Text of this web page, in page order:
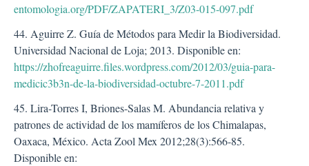
entomologia.org/PDF/ZAPATERI_3/Z03-015-097.pdf
44. Aguirre Z. Guía de Métodos para Medir la Biodiversidad.
Universidad Nacional de Loja; 2013. Disponible en:
https://zhofreaguirre.files.wordpress.com/2012/03/guia-para-
medicic3b3n-de-la-biodiversidad-octubre-7-2011.pdf
45. Lira-Torres I, Briones-Salas M. Abundancia relativa y
patrones de actividad de los mamíferos de los Chimalapas,
Oaxaca, México. Acta Zool Mex 2012;28(3):566-85.
Disponible en: